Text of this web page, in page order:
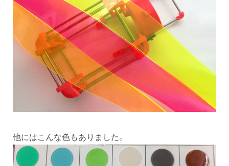
他にはこんな色もありました。